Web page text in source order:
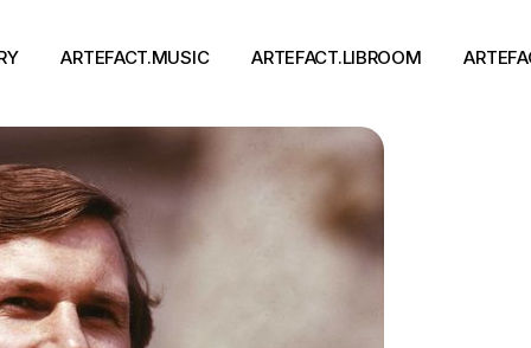
ARTEFACT.MUSIC
Виконавці
Альбоми
Концерти
ARTEFACT.LIBROOM
Письменники